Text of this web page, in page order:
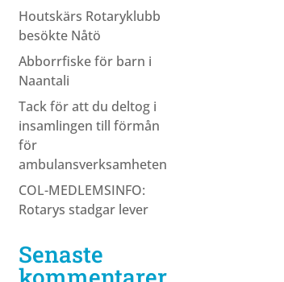
Houtskärs Rotaryklubb
besökte Nåtö
Abborrfiske för barn i
Naantali
Tack för att du deltog i
insamlingen till förmån
för
ambulansverksamheten
COL-MEDLEMSINFO:
Rotarys stadgar lever
Senaste